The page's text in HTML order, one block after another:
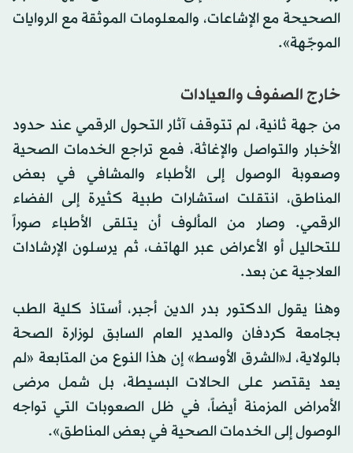
الصحيحة مع الإشاعات، والمعلومات الموثقة مع الروايات
الموجّهة».
خارج الصفوف والعيادات
من جهة ثانية، لم تتوقف آثار التحول الرقمي عند حدود
الأخبار والتواصل والإغاثة، فمع تراجع الخدمات الصحية
وصعوبة الوصول إلى الأطباء والمشافي في بعض
المناطق، انتقلت استشارات طبية كثيرة إلى الفضاء
الرقمي. وصار من المألوف أن يتلقى الأطباء صوراً
للتحاليل أو الأعراض عبر الهاتف، ثم يرسلون الإرشادات
العلاجية عن بعد.
وهنا يقول الدكتور بدر الدين أجبر، أستاذ كلية الطب
بجامعة كردفان والمدير العام السابق لوزارة الصحة
بالولاية، لـ«الشرق الأوسط» إن هذا النوع من المتابعة «لم
يعد يقتصر على الحالات البسيطة، بل شمل مرضى
الأمراض المزمنة أيضاً، في ظل الصعوبات التي تواجه
الوصول إلى الخدمات الصحية في بعض المناطق».